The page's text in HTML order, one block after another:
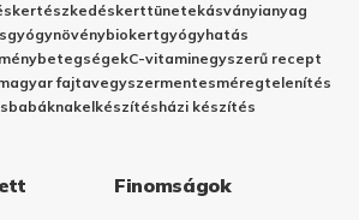
kertészkedéskerttünetekásványianyag
gyógynövénybiokertgyógyhatás
betegségekC-vitaminegyszerű recept
fajtavegyszermentesméregtelenítés
babáknakelkészítésházi készítés
Finomságok